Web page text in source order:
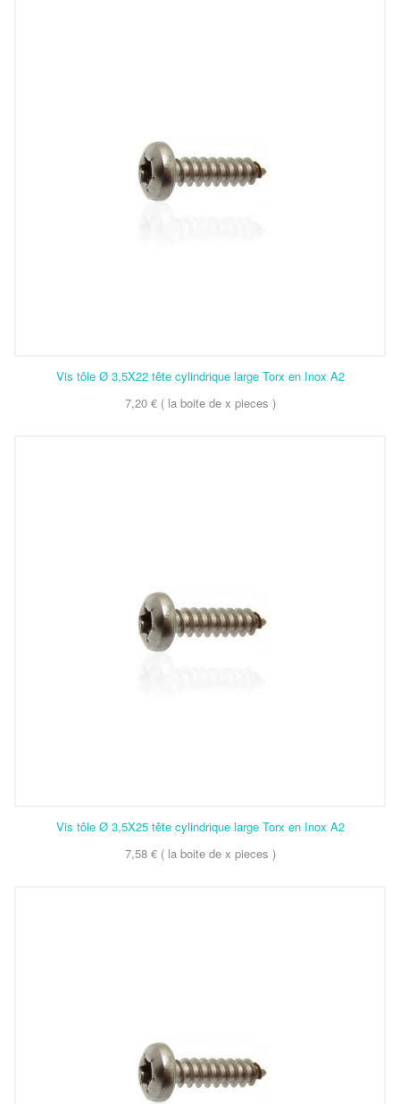
Vis tôle Ø 3,5X22 tête cylindrique large Torx en Inox A2
7,20 € ( la boite de x pieces )
Vis tôle Ø 3,5X25 tête cylindrique large Torx en Inox A2
7,58 € ( la boite de x pieces )